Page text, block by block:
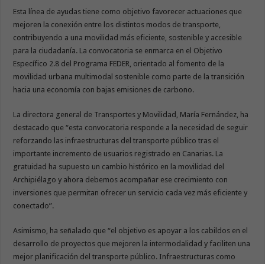
Esta línea de ayudas tiene como objetivo favorecer actuaciones que
mejoren la conexión entre los distintos modos de transporte,
contribuyendo a una movilidad más eficiente, sostenible y accesible
para la ciudadanía. La convocatoria se enmarca en el Objetivo
Específico 2.8 del Programa FEDER, orientado al fomento de la
movilidad urbana multimodal sostenible como parte de la transición
hacia una economía con bajas emisiones de carbono.
La directora general de Transportes y Movilidad, María Fernández, ha
destacado que “esta convocatoria responde a la necesidad de seguir
reforzando las infraestructuras del transporte público tras el
importante incremento de usuarios registrado en Canarias. La
gratuidad ha supuesto un cambio histórico en la movilidad del
Archipiélago y ahora debemos acompañar ese crecimiento con
inversiones que permitan ofrecer un servicio cada vez más eficiente y
conectado”.
Asimismo, ha señalado que “el objetivo es apoyar a los cabildos en el
desarrollo de proyectos que mejoren la intermodalidad y faciliten una
mejor planificación del transporte público. Infraestructuras como